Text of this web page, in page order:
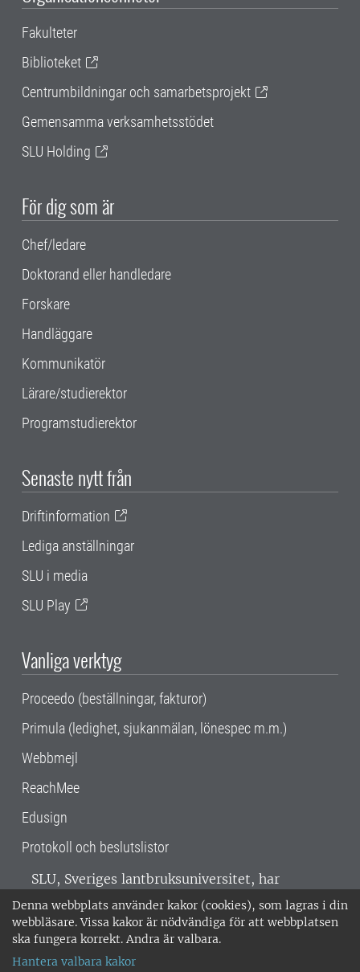
Denna webbplats använder kakor (cookies), som lagras i din
webbläsare. Vissa kakor är nödvändiga för att webbplatsen
ska fungera korrekt. Andra är valbara.
Hantera valbara kakor
Fakulteter
Biblioteket
Centrumbildningar och samarbetsprojekt
Gemensamma verksamhetsstödet
SLU Holding
För dig som är
Chef/ledare
Doktorand eller handledare
Forskare
Handläggare
Kommunikatör
Lärare/studierektor
Programstudierektor
Senaste nytt från
Driftinformation
Lediga anställningar
SLU i media
SLU Play
Vanliga verktyg
Proceedo (beställningar, fakturor)
Primula (ledighet, sjukanmälan, lönespec m.m.)
Webbmejl
ReachMee
Edusign
Protokoll och beslutslistor
SLU, Sveriges lantbruksuniversitet, har
verksamhet över hela Sverige. Huvudorter är
Alnarp, Uppsala och Umeå.SLU är
miljöcertifierat enligt ISO 14001. •
018-67 10 00 • Org nr: 202100-2817 •